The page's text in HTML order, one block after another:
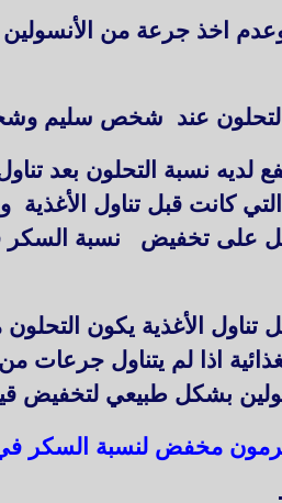
الفاكهة وعدم اخذ جرعة من
التحلون عند شخص سليم
لديه نسبة التحلون بعد
التي كانت قبل تناول
الأغذية يكون التحلون
اذا لم يتناول
بشكل طبيعي لتخفيض
هرمون مخفض لنسبة السكر